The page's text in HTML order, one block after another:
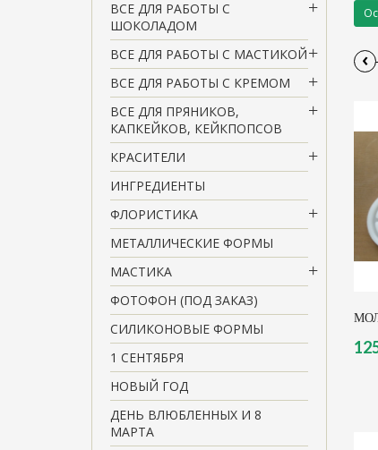
ВСЕ ДЛЯ РАБОТЫ С
ШОКОЛАДОМ
ВСЕ ДЛЯ РАБОТЫ С МАСТИКОЙ
ВСЕ ДЛЯ РАБОТЫ С КРЕМОМ
ВСЕ ДЛЯ ПРЯНИКОВ,
КАПКЕЙКОВ, КЕЙКПОПСОВ
КРАСИТЕЛИ
ИНГРЕДИЕНТЫ
ФЛОРИСТИКА
МЕТАЛЛИЧЕСКИЕ ФОРМЫ
МАСТИКА
ФОТОФОН (ПОД ЗАКАЗ)
СИЛИКОНОВЫЕ ФОРМЫ
1 СЕНТЯБРЯ
НОВЫЙ ГОД
ДЕНЬ ВЛЮБЛЕННЫХ И 8
МАРТА
‹